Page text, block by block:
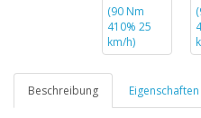
Beschreibung Eigenschaften